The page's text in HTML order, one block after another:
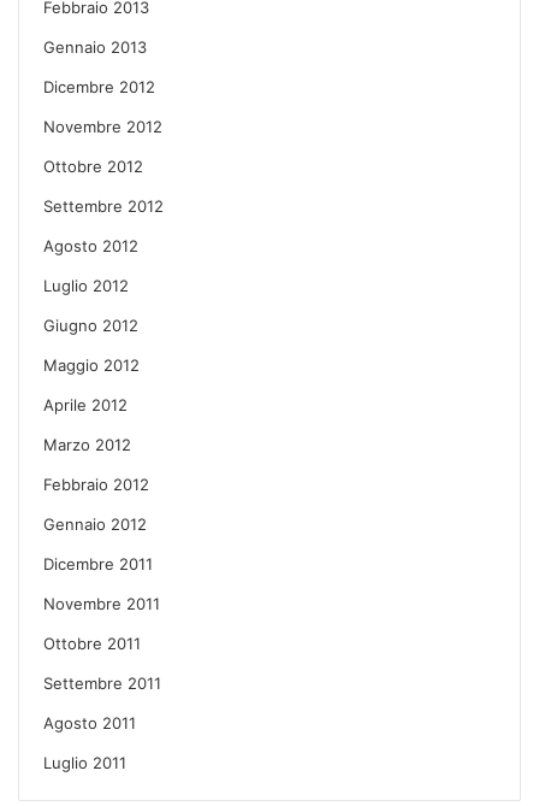
Febbraio 2013
Gennaio 2013
Dicembre 2012
Novembre 2012
Ottobre 2012
Settembre 2012
Agosto 2012
Luglio 2012
Giugno 2012
Maggio 2012
Aprile 2012
Marzo 2012
Febbraio 2012
Gennaio 2012
Dicembre 2011
Novembre 2011
Ottobre 2011
Settembre 2011
Agosto 2011
Luglio 2011